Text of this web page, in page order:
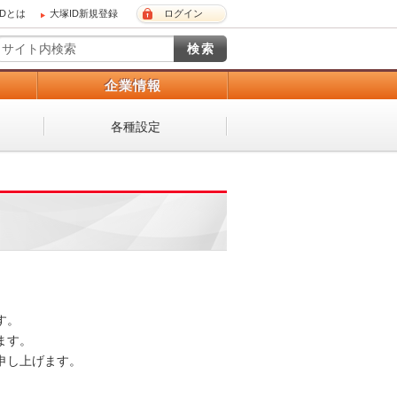
とは 大塚ID新規登録 ログイン
企業情報
各種設定
。
上げます。